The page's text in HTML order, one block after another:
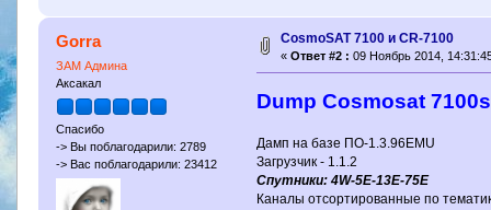
Gorra
ЗАМ Админа
Аксакал
Спасибо
-> Вы поблагодарили: 2789
-> Вас поблагодарили: 23412
CosmoSAT 7100 и CR-7100
« Ответ #2 : 09 Ноябрь 2014,
Dump Cosmosat 7100s
Дамп на базе ПО-1.3.96EMU
Загрузчик - 1.1.2
Спутники: 4W-5E-13E-75E
Каналы отсортированные по